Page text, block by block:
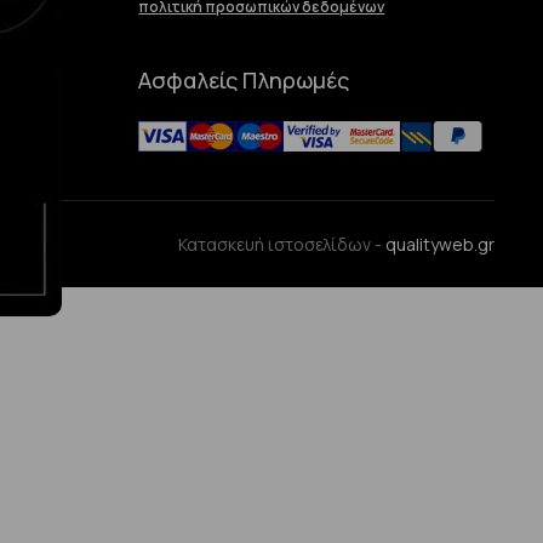
πολιτική προσωπικών δεδομένων
Ασφαλείς Πληρωμές
Κατασκευή ιστοσελίδων - qualityweb.gr